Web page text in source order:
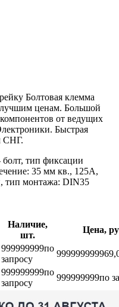
Болтовая клемма
ценам. Большой
от ведущих
Быстрая
СНГ.
тип фиксации
35 мм кв., 125A,
тип монтажа: DIN35
Наличие,
шт.
Цена,
999999999по
запросу
999999999
999999999по
запросу
999999999по